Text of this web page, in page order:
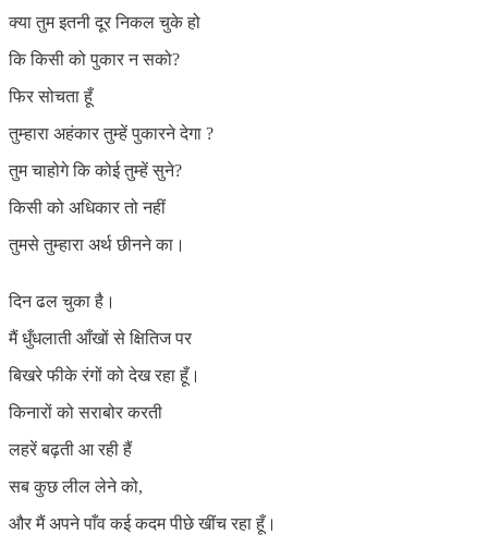
क्या तुम इतनी दूर निकल चुके हो
कि किसी को पुकार न सको?
फिर सोचता हूँ
तुम्हारा अहंकार तुम्हें पुकारने देगा ?
तुम चाहोगे कि कोई तुम्हें सुने?
किसी को अधिकार तो नहीं
तुमसे तुम्हारा अर्थ छीनने का।
दिन ढल चुका है।
मैं धुँधलाती आँखों से क्षितिज पर
बिखरे फीके रंगों को देख रहा हूँ।
किनारों को सराबोर करती
लहरें बढ़ती आ रही हैं
सब कुछ लील लेने को,
और मैं अपने पाँव कई कदम पीछे खींच रहा हूँ।